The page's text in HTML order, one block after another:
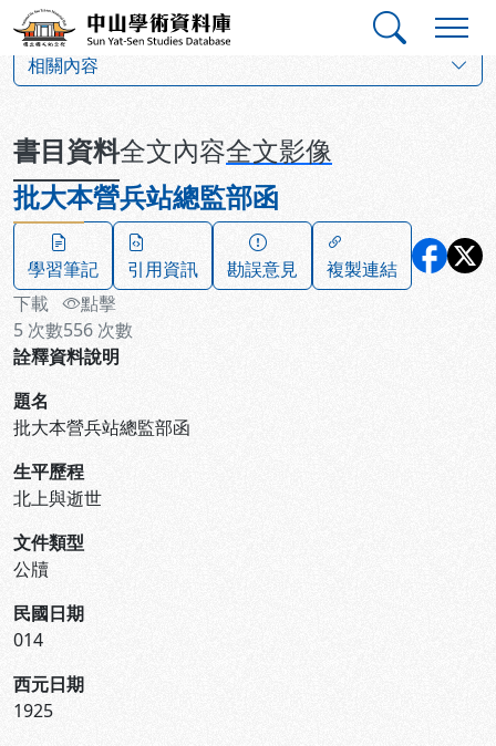
跳到主要內容
中山學術資料庫
相關內容
書目資料全文內容全文影像
批大本營兵站總監部函
學習筆記 引用資訊 勘誤意見
複製連結
下載
5 次數
點擊
556 次數
詮釋資料說明
題名
批大本營兵站總監部函
生平歷程
北上與逝世
文件類型
公牘
民國日期
014
西元日期
1925